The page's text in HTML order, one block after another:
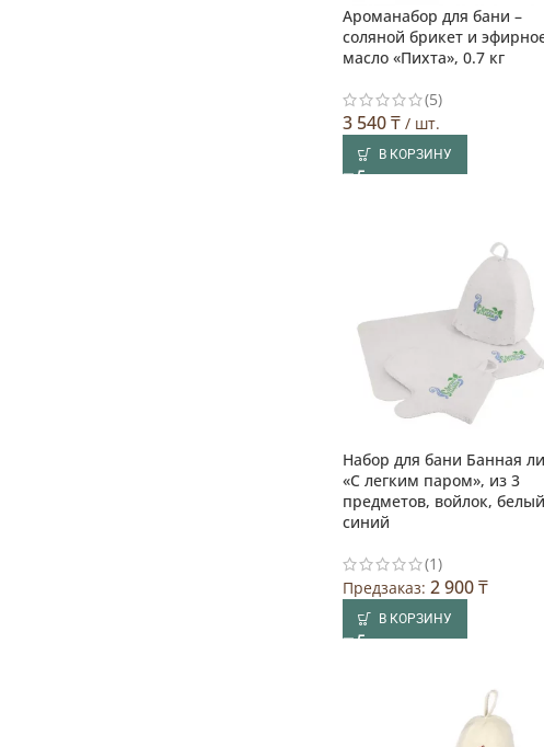
Ароманабор для бани –
соляной брикет и
масло «Пихта», 0.7 кг
(5)
3 540₸/ шт.
В КОРЗИНУ
Набор для бани Банная
«С легким паром», из 3
предметов, войлок,
синий
(1)
Предзаказ: 2 900₸
В КОРЗИНУ